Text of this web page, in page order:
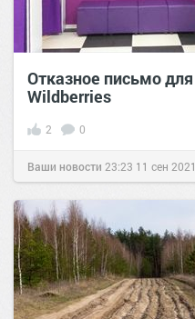
Отказное письмо для
Wildberries
2 0
Ваши новости 23:23 11 сен 2021